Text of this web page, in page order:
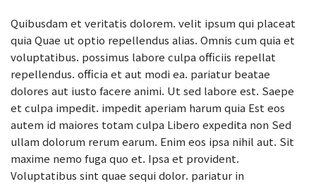
Quibusdam et veritatis dolorem. velit ipsum qui placeat
quia Quae ut optio repellendus alias. Omnis cum quia et
voluptatibus. possimus labore culpa officiis repellat
repellendus. officia et aut modi ea. pariatur beatae
dolores aut iusto facere animi. Ut sed labore est. Saepe
et culpa impedit. impedit aperiam harum quia Est eos
autem id maiores totam culpa Libero expedita non Sed
ullam dolorum rerum earum. Enim eos ipsa nihil aut. Sit
maxime nemo fuga quo et. Ipsa et provident.
Voluptatibus sint quae sequi dolor. pariatur in